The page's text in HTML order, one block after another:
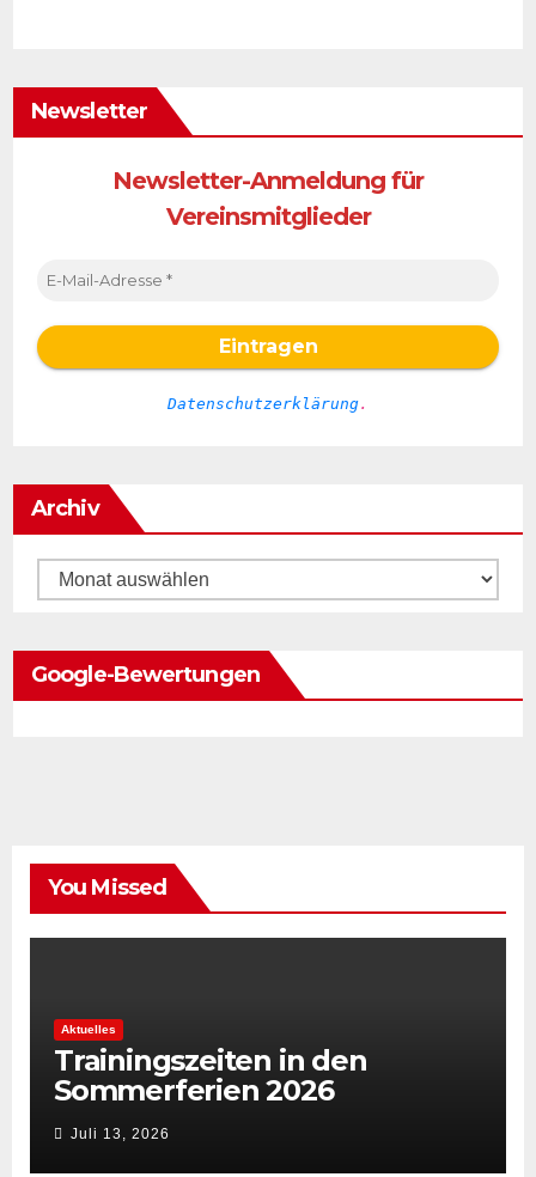
Newsletter
Newsletter-Anmeldung für
Vereinsmitglieder
Datenschutzerklärung.
Archiv
Archiv
Google-Bewertungen
You Missed
Aktuelles
Trainingszeiten in den
Sommerferien 2026
Juli 13, 2026